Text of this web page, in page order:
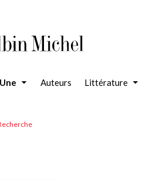
Auteurs Littérature